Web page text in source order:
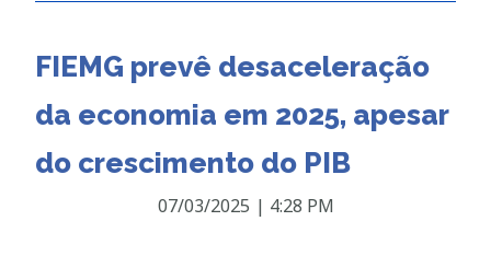
FIEMG prevê desaceleração
da economia em 2025, apesar
do crescimento do PIB
07/03/2025 | 4:28 PM